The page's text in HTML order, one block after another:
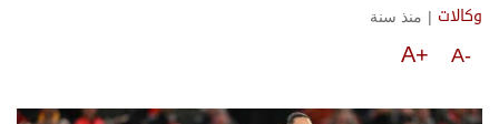
وكالات | منذ سنة
A-
A+